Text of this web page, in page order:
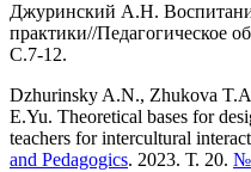
Джуринский А.Н.
практики//Педагогическое
С.7-12.
Dzhurinsky A.N., Zhukova
E.Yu. Theoretical bases for
teachers for intercultural
and Pedagogics. 2023. Т. 20. №